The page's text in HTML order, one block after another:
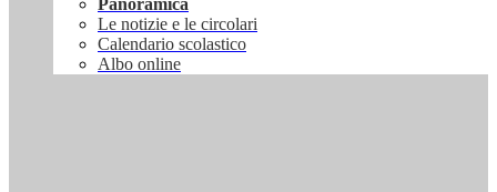
Panoramica
Le notizie e le circolari
Calendario scolastico
Albo online